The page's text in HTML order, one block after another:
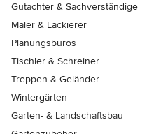
Gutachter & Sachverständige
Maler & Lackierer
Planungsbüros
Tischler & Schreiner
Treppen & Geländer
Wintergärten
Garten- & Landschaftsbau